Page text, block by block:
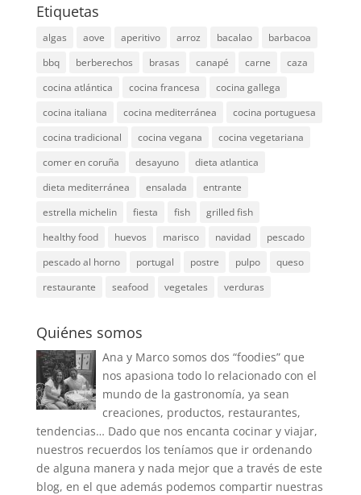
Etiquetas
algas aove aperitivo arroz bacalao
barbacoa
bbq
berberechos brasas canapé carne
caza
cocina atlántica
cocina francesa
cocina gallega
cocina italiana
cocina mediterránea
cocina portuguesa
cocina tradicional
cocina vegana
cocina vegetariana
comer en coruña
desayuno
dieta atlantica
dieta mediterránea
ensalada
entrante
estrella michelin
fiesta fish
grilled fish
healthy food
huevos marisco navidad
pescado
pescado al horno
portugal postre pulpo
queso
restaurante
seafood vegetales verduras
Quiénes somos
Ana y Marco somos dos “foodies” que
nos apasiona todo lo relacionado con el
mundo de la gastronomía, ya sean
creaciones, productos, restaurantes,
tendencias… Dado que nos encanta cocinar y viajar,
nuestros recuerdos los teníamos que ir ordenando
de alguna manera y nada mejor que a través de este
blog, en el que además podemos compartir nuestras